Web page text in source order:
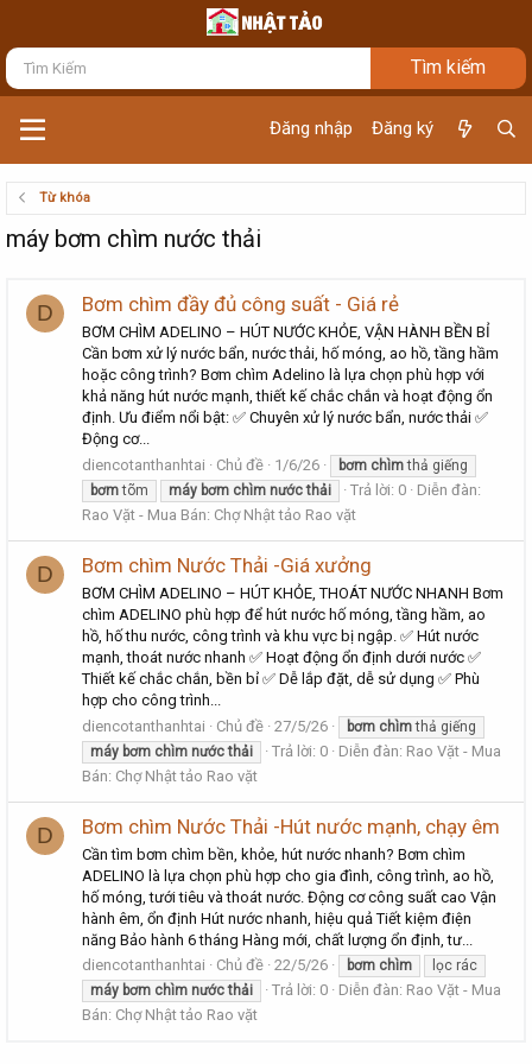
Đăng nhập Đăng ký
Từ khóa
máy bơm chìm nước thải
D Bơm chìm đầy đủ công suất - Giá rẻ
BƠM CHÌM ADELINO – HÚT NƯỚC KHỎE, VẬN HÀNH BỀN BỈ
Cần bơm xử lý nước bẩn, nước thải, hố móng, ao hồ, tầng hầm
hoặc công trình? Bơm chìm Adelino là lựa chọn phù hợp với
khả năng hút nước mạnh, thiết kế chắc chắn và hoạt động ổn
định. Ưu điểm nổi bật: ✅ Chuyên xử lý nước bẩn, nước thải ✅
Động cơ...
diencotanthanhtai
Chủ đề 1/6/26 bơm chìmthả giếng
bơmtõm máy bơm chìm nước thải Trả lời: 0
Diễn đàn:
Rao Vặt - Mua Bán: Chợ Nhật tảo Rao vặt
D Bơm chìm Nước Thải -Giá xưởng
BƠM CHÌM ADELINO – HÚT KHỎE, THOÁT NƯỚC NHANH Bơm
chìm ADELINO phù hợp để hút nước hố móng, tầng hầm, ao
hồ, hố thu nước, công trình và khu vực bị ngập. ✅ Hút nước
mạnh, thoát nước nhanh ✅ Hoạt động ổn định dưới nước ✅
Thiết kế chắc chắn, bền bỉ ✅ Dễ lắp đặt, dễ sử dụng ✅ Phù
hợp cho công trình...
diencotanthanhtai
Chủ đề 27/5/26 bơm chìmthả giếng
máy bơm chìm nước thải Trả lời: 0 Diễn đàn: Rao Vặt - Mua
Bán: Chợ Nhật tảo Rao vặt
D Bơm chìm Nước Thải -Hút nước mạnh, chạy êm
Cần tìm bơm chìm bền, khỏe, hút nước nhanh? Bơm chìm
ADELINO là lựa chọn phù hợp cho gia đình, công trình, ao hồ,
hố móng, tưới tiêu và thoát nước. Động cơ công suất cao Vận
hành êm, ổn định Hút nước nhanh, hiệu quả Tiết kiệm điện
năng Bảo hành 6 tháng Hàng mới, chất lượng ổn định, tư...
diencotanthanhtai
Chủ đề 22/5/26 bơm chìm
lọc rác
máy bơm chìm nước thải Trả lời: 0 Diễn đàn: Rao Vặt - Mua
Bán: Chợ Nhật tảo Rao vặt